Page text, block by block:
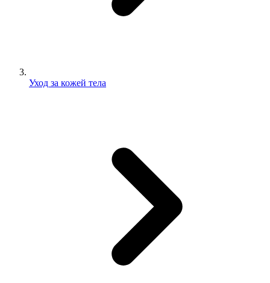
Уход за кожей тела